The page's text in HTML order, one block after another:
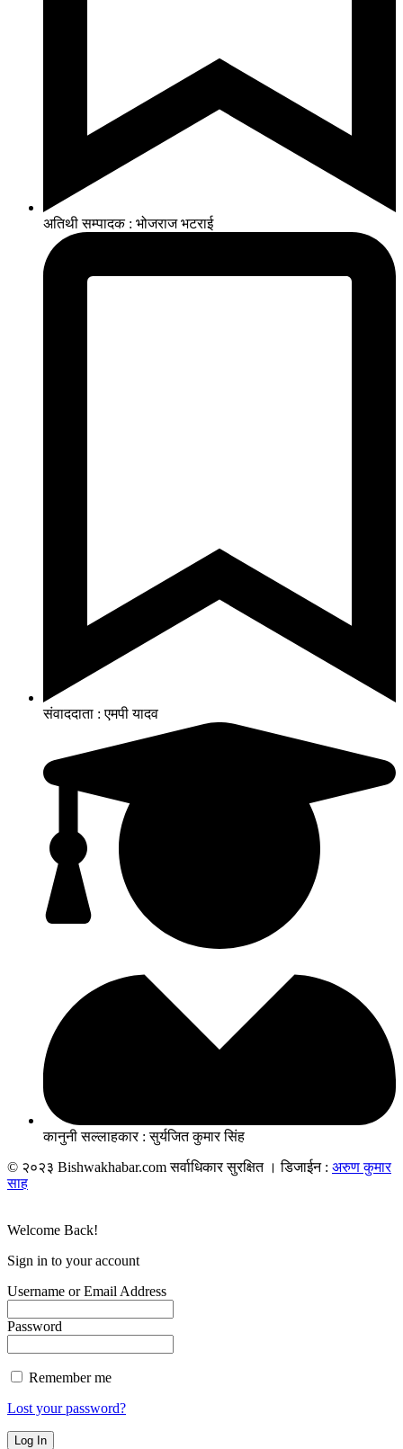
अतिथी सम्पादक : भोजराज भटराई
संवाददाता : एमपी यादव
कानुनी सल्लाहकार : सुर्यजित कुमार सिंह
© २०२३ Bishwakhabar.com सर्वाधिकार सुरक्षित । डिजाईन : अरुण कुमार
साह
Welcome Back!
Sign in to your account
Username or Email Address
Password
Remember me
Lost your password?